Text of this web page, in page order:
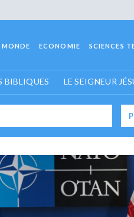
MONDE ECONOMIE SCIENCES
BIBLIQUES LE SEIGNEUR